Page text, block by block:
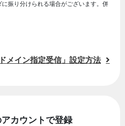
振り分けられる場合がございます。併
メイン指定受信」設定方法
カウントで登録